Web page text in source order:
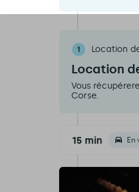
1 Location
Location
Vous
Corse.
15 min En